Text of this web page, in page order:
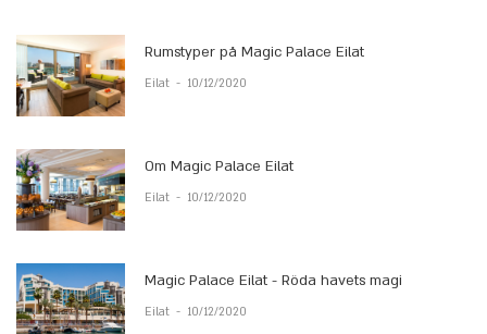
Rumstyper på Magic Palace Eilat
Eilat - 10/12/2020
Om Magic Palace Eilat
Eilat - 10/12/2020
Magic Palace Eilat - Röda havets magi
Eilat - 10/12/2020